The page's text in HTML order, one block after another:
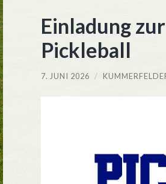
Einladung
Pickleball
7. JUNI 2026 /